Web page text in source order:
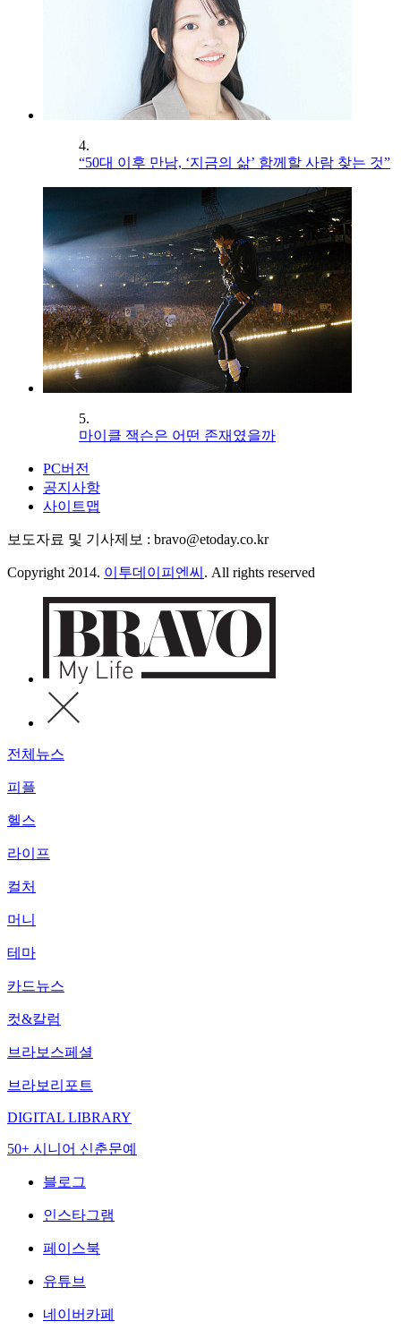
4.
“50대 이후 만남, ‘지금의 삶’ 함께할 사람 찾는 것”
5.
마이클 잭슨은 어떤 존재였을까
PC버전
공지사항
사이트맵
보도자료 및 기사제보 : bravo@etoday.co.kr
Copyright 2014. 이투데이피엔씨 . All rights reserved
전체뉴스
피플
헬스
라이프
컬처
머니
테마
카드뉴스
컷&칼럼
브라보스페셜
브라보리포트
DIGITAL LIBRARY
50+ 시니어 신춘문예
블로그
인스타그램
페이스북
유튜브
네이버카페